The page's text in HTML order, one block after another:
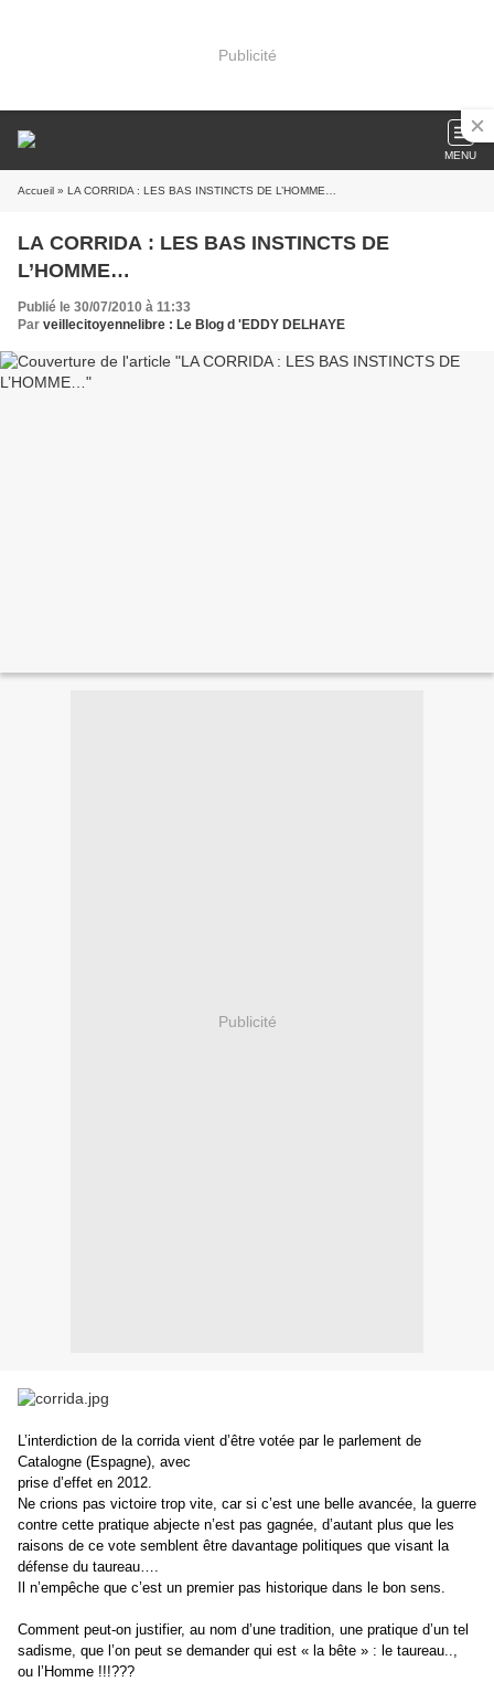
Publicité
MENU
Accueil » LA CORRIDA : LES BAS INSTINCTS DE L’HOMME…
LA CORRIDA : LES BAS INSTINCTS DE
L’HOMME…
Publié le 30/07/2010 à 11:33
Par veillecitoyennelibre : Le Blog d 'EDDY DELHAYE
Publicité
L’interdiction de la corrida vient d’être votée par le parlement de
Catalogne (Espagne), avec
prise d’effet en 2012.
Ne crions pas victoire trop vite, car si c’est une belle avancée, la guerre
contre cette pratique abjecte n’est pas gagnée, d’autant plus que les
raisons de ce vote semblent être davantage politiques que visant la
défense du taureau….
Il n’empêche que c’est un premier pas historique dans le bon sens.
Comment peut-on justifier, au nom d’une tradition, une pratique d’un tel
sadisme, que l’on peut se demander qui est « la bête » : le taureau..,
ou l’Homme !!!???